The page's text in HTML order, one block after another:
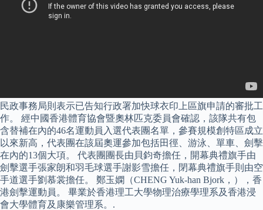
民政事務局則表示已告知行政署加快球衣印上區旗申請的審批工
作。 經中國香港體育協會暨奧林匹克委員會確認，該隊共有包
含替補在內的46名運動員入選代表團名單，參賽規模創特區成立
以來新高，代表團在該屆奧運參加包括田徑、游泳、單車、劍擊
在內的13個大項。 代表團團長由貝鈞奇擔任，開幕典禮旗手由
劍擊選手張家朗和羽毛球選手謝影雪擔任，閉幕典禮旗手則由空
手道選手劉慕裳擔任。 鄭玉嫻（CHENG Yuk-han Bjork，），香
港劍擊運動員。 畢業於香港理工大學物理治療學理系及香港浸
會大學體育及康樂管理系。.